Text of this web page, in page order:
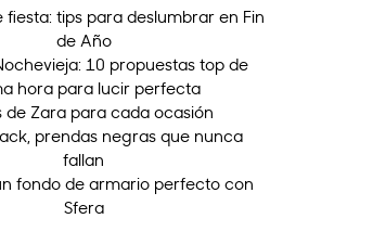
fiesta: tips para deslumbrar en Fin
de Año
10 propuestas top de
hora para lucir perfecta
de Zara para cada ocasión
prendas negras que nunca
fallan
fondo de armario perfecto con
Sfera